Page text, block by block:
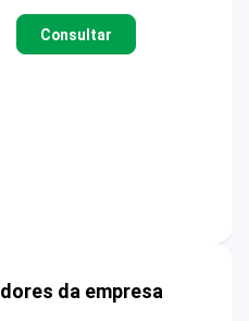
Consultar
da empresa